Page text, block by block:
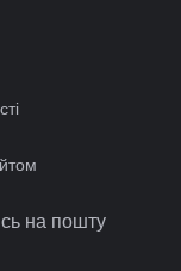
на пошту